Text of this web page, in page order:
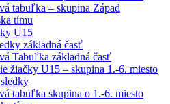
tabuľka – skupina Západ
tímu
U15
základná časť
Tabuľka základná časť
žiačky U15 – skupina 1.-6. miesto
tabuľka skupina o 1.-6. miesto